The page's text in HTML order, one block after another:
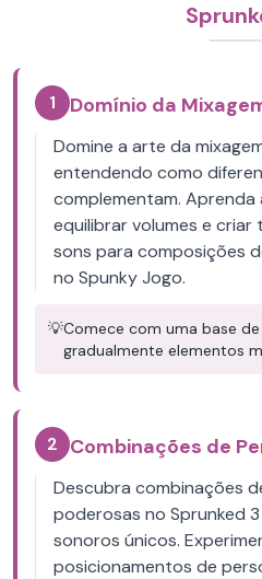
1 Domínio da
Domine a arte da
entendendo como
complementam.
equilibrar volumes e
sons para composições
no Spunky Jogo.
💡Comece com uma base
gradualmente elementos
2 Combinações de
Descubra combinações
poderosas no Sprunked
sonoros únicos.
posicionamentos de